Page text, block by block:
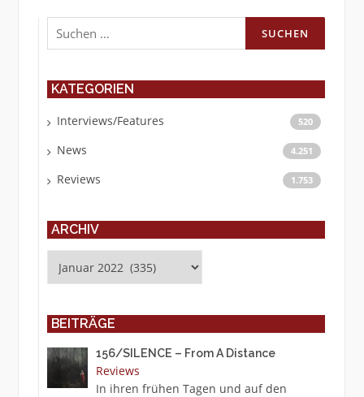
Suchen
nach:
KATEGORIEN
Interviews/Features 520
News 4.251
Reviews 1.753
ARCHIV
BEITRÄGE
156/SILENCE – From A Distance
Reviews
In ihren frühen Tagen und auf den